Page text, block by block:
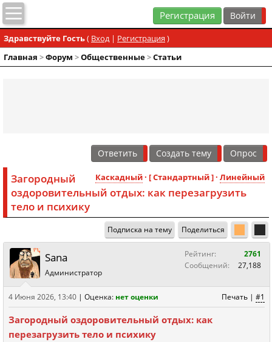
Регистрация
Здравствуйте Гость( Вход| Регистрация )
Главная >Форум >Общественные>Статьи
Ответить Создать тему Опрос
Каскадный· [ Стандартный ] · Линейный
Загородный
оздоровительный отдых: как перезагрузить
тело и психику
Подписка на тему Поделиться
Sana
Администратор
Рейтинг:
2761
Сообщений:
27,188
Печать | #1
4 Июня 2026, 13:40 | Оценка: нет оценки
Загородный оздоровительный отдых: как
перезагрузить тело и психику